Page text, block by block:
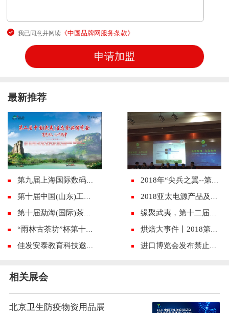
我已同意并阅读《中国品牌网服务条款》
最新推荐
第九届上海国际数码印花工业展览会4月19-21日现场精彩活动预览
2018年“尖兵之翼--第九届中国无人机大会暨展览会”拉开帷幕
第十届中国(山东)工艺美术博览会将于4月28日在潍开幕
2018亚太电源产品及技术展览会将于8月在广州举行
第十届勐海(国际)茶王节盛大开幕
缘聚武夷，第十二届海峡两岸茶博会11月举行
“雨林古茶坊”杯第十届勐海（国际）茶王赛圆满结束！
烘焙大事件丨2018第五届西安烘焙展来了！
佳发安泰教育科技邀您参加2018云南教育装备展
进口博览会发布禁止清单 对4大项物品说No!
相关展会
北京卫生防疫物资用品展